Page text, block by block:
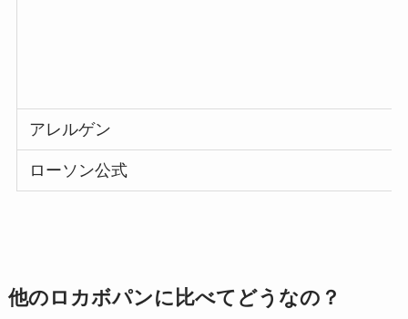
アレルゲン
ローソン公式
他のロカボパンに比べてどうなの？